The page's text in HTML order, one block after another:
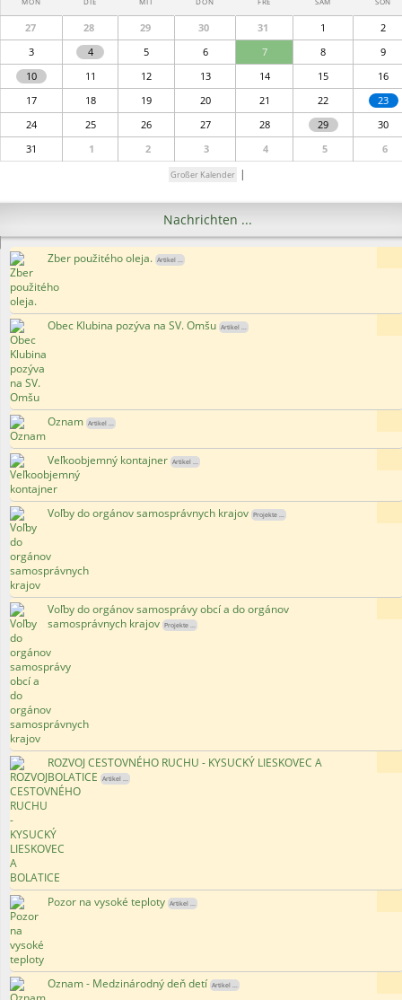
27 28 29 30 31 1
2
3
4 5 6 7 8
9
10
11 12 13 14 15
16
17
18 19 20 21 22
23
24
25 26 27 28 29
30
31
1 2 3 4 5 6
Großer Kalender |
Nachrichten ...
Zber použitého oleja. Artikel ...
Obec Klubina pozýva na SV. Omšu Artikel ...
Oznam Artikel ...
Veľkoobjemný kontajner Artikel ...
Voľby do orgánov samosprávnych krajov Projekte ...
Voľby do orgánov samosprávy obcí a do orgánov
samosprávnych krajov Projekte ...
ROZVOJ CESTOVNÉHO RUCHU - KYSUCKÝ LIESKOVEC A
BOLATICE
Artikel ...
Pozor na vysoké teploty Artikel ...
Oznam - Medzinárodný deň detí Artikel ...